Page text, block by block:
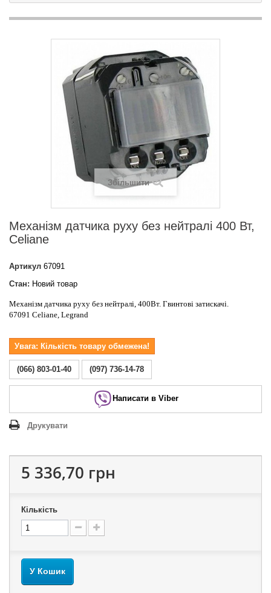
Збільшити
Механізм датчика руху без нейтралі 400 Вт,
Celiane
Артикул 67091
Стан: Новий товар
Механізм датчика руху без нейтралі, 400Вт. Гвинтові затискачі.
67091 Celiane, Legrand
Увага: Кількість товару обмежена!
(066) 803-01-40 (097) 736-14-78
Написати в Viber
Друкувати
5 336,70 грн
Кількість
У Кошик